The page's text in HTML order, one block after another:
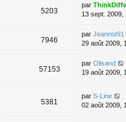
5203
par
13 sept. 2009,
7946
par Jeannot91
29 août 2009,
57153
par Olisand
19 août 2009,
5381
par S-Line
02 août 2009,